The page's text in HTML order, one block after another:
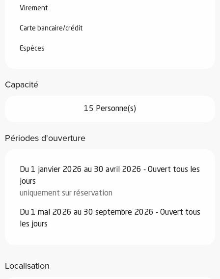
Virement
Carte bancaire/crédit
Espèces
Capacité
15 Personne(s)
Périodes d'ouverture
Du 1 janvier 2026 au 30 avril 2026 - Ouvert tous les
jours
uniquement sur réservation
Du 1 mai 2026 au 30 septembre 2026 - Ouvert tous
les jours
Localisation